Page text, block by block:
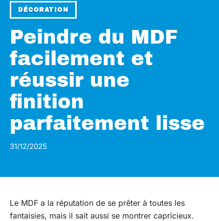
DÉCORATION
Peindre du MDF
facilement et
réussir une
finition
parfaitement lisse
31/12/2025
Le MDF a la réputation de se prêter à toutes les
fantaisies, mais il sait aussi se montrer capricieux.